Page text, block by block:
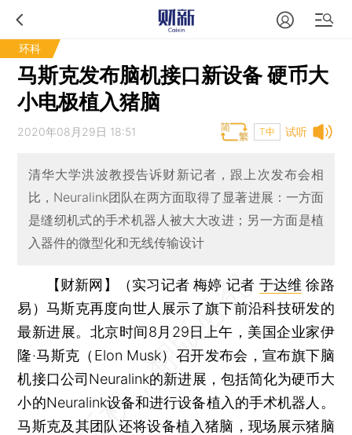
环科
马斯克发布脑机接口新设备 硬币大
小电极植入猪脑
试听
2020年08月29日 18:51 T中
清华大学洪波教授告诉财新记者，跟上次发布会相
比，Neuralink团队在两方面取得了显著进展：一方面
是缝纫机式的手术机器人被大大改进；另一方面是植
入器件的微型化和无线传输设计
【财新网】（实习记者 梅婷 记者 于达维 徐路
易）马斯克再度向世人展示了旗下前沿科技研发的
最新进展。北京时间8月29日上午，美国企业家伊
隆·马斯克（Elon Musk）召开发布会，宣布旗下脑
机接口公司Neuralink的新进展，包括简化为硬币大
小的Neuralink设备和进行设备植入的手术机器人。
马斯克及其团队还将设备植入猪脑，现场展示猪脑